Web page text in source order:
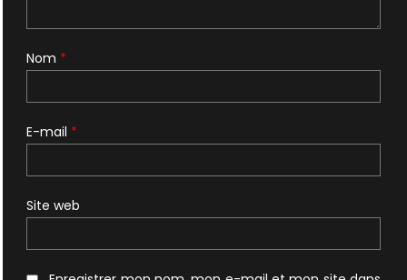
Nom *
E-mail *
Site web